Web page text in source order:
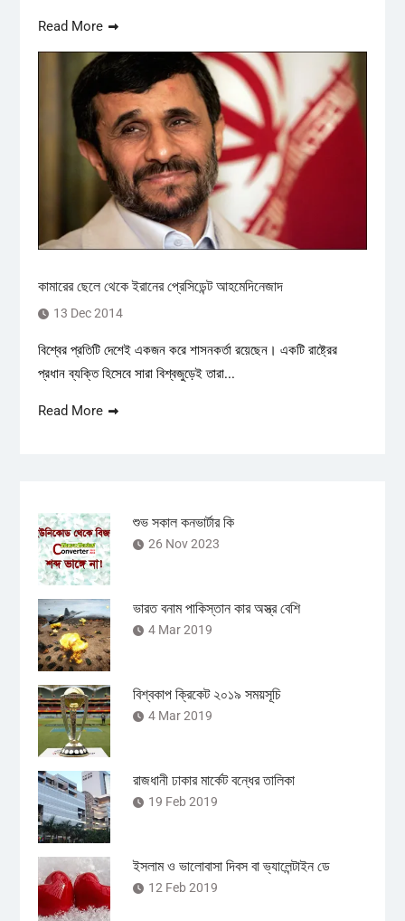
Read More
কামারের ছেলে থেকে ইরানের প্রেসিডেন্ট আহমেদিনেজাদ
13 Dec 2014
বিশ্বের প্রতিটি দেশেই একজন করে শাসনকর্তা রয়েছেন। একটি রাষ্ট্রের
প্রধান ব্যক্তি হিসেবে সারা বিশ্বজুড়েই তারা...
Read More
শুভ সকাল কনভার্টার কি
26 Nov 2023
ভারত বনাম পাকিস্তান কার অস্ত্র বেশি
4 Mar 2019
বিশ্বকাপ ক্রিকেট ২০১৯ সময়সূচি
4 Mar 2019
রাজধানী ঢাকার মার্কেট বন্ধের তালিকা
19 Feb 2019
ইসলাম ও ভালোবাসা দিবস বা ভ্যালেন্টাইন ডে
12 Feb 2019